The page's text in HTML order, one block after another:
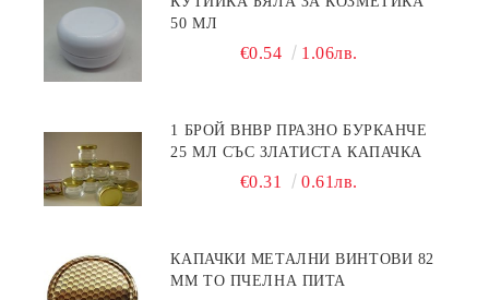
50 МЛ
€0.54 1.06лв.
1 БРОЙ BHBP ПРАЗНО БУРКАНЧЕ
25 МЛ СЪС ЗЛАТИСТА КАПАЧКА
€0.31 0.61лв.
КАПАЧКИ МЕТАЛНИ ВИНТОВИ 82
ММ ТО ПЧЕЛНА ПИТА